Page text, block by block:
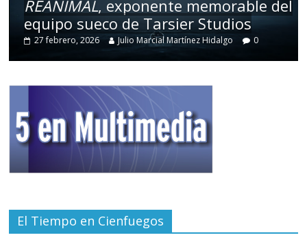
REANIMAL, exponente memorable del
equipo sueco de Tarsier Studios
27 febrero, 2026 Julio Marcial Martínez Hidalgo 0
El Tiempo en Cienfuegos